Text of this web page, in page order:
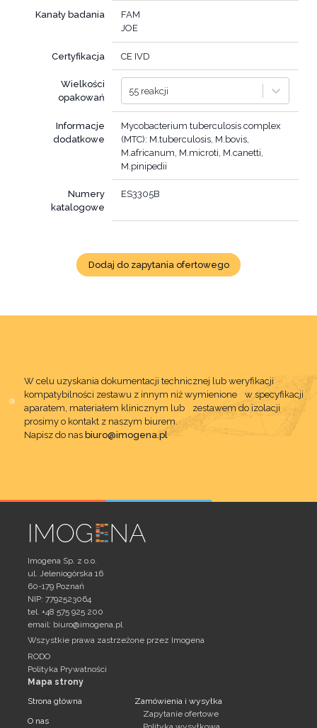
Kanały badania
FAM
JOE
Certyfikacja CE IVD
Wielkości
opakowań
55 reakcji
Informacje
dodatkowe
Mycobacterium tuberculosis complex
(MTC): M.tuberculosis, M.bovis,
M.africanum, M.microti, M.canetti,
М.pinipedii
Numery
katalogowe
ES3305B
Dodaj do zapytania ofertowego
W celu uzyskania dokumentacji technicznej lub weryfikacji
kompatybilności zestawu z innym niż wymienione w specyfikacji
aparatem, materiałem klinicznym lub zestawem do izolacji
prosimy o kontakt z naszym biurem.
Napisz do nas biuro@imogena.pl
Imogena Sp. z o.o.
ul. Jeleniogórska 16
60-179 Poznań
NIP: 7792523064
tel. +48 575 925 200
email: biuro@imogena.pl
Wszystkie prawa zastrzeżone przez Imogena
RODO
Polityka Prywatności
Mapa strony
Strona główna
O nas
Zamówienia i wysyłka
Zapytanie ofertowe